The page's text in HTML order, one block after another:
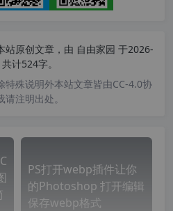
站原创文章，由 自由家园 于2026-
计524字。
特殊说明外本站文章皆由CC-4.0协
注明出处。
PS打开webp插件让你
的Photoshop 打开编辑
保存webp格式